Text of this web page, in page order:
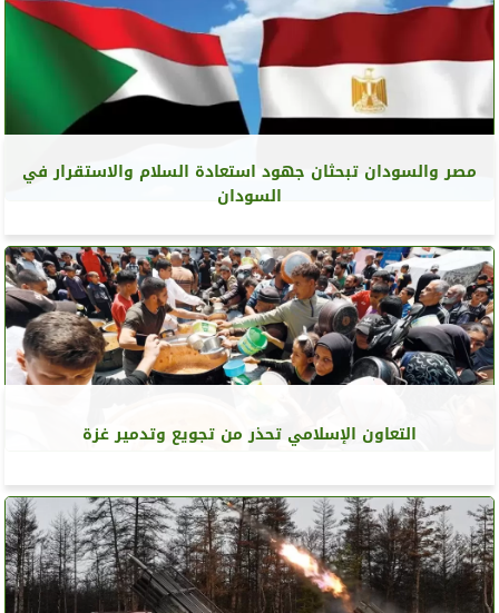
مصر والسودان تبحثان جهود استعادة السلام والاستقرار في
السودان
التعاون الإسلامي تحذر من تجويع وتدمير غزة